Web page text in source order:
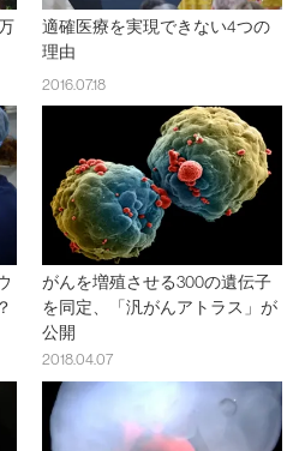
適確医療を実現できない4つの
理由
2016.07.18
がんを増殖させる300の遺伝子
を同定、「汎がんアトラス」が
公開
2018.04.07